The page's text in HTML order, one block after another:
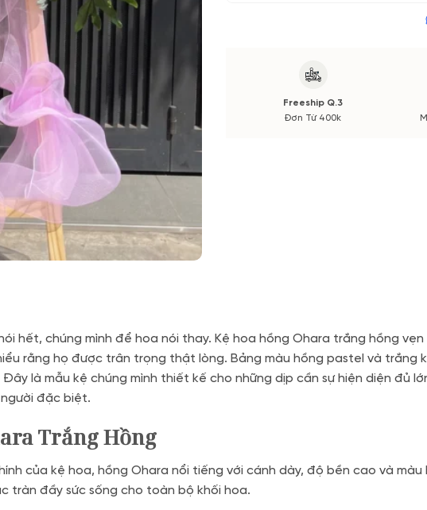
màu sắc. Nếu có thay đổi về Hoa
Freeship Q.3
Đơn Từ 400k
hết, chúng mình để hoa nói thay. Kệ hoa hồng Ohara trắng hồng
rằng họ được trân trọng thật lòng. Bảng màu hồng pastel và
là mẫu kệ chúng mình thiết kế cho những dịp cần sự hiện diện đủ
đặc biệt.
Trắng Hồng
của kệ hoa, hồng Ohara nổi tiếng với cánh dày, độ bền cao và
tràn đầy sức sống cho toàn bộ khối hoa.